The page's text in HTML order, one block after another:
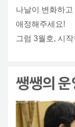
나날이 변화하
애정해주세요!
그럼 3월호, 시
쌩쌩의 운